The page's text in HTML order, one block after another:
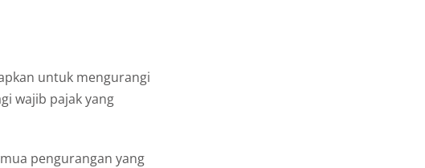
untuk mengurangi
wajib pajak yang
pengurangan yang